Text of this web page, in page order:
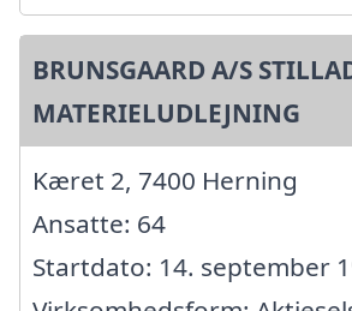
BRUNSGAARD A/S
MATERIELUDLEJNING
Kæret 2, 7400 Herning
Ansatte: 64
Startdato: 14. september